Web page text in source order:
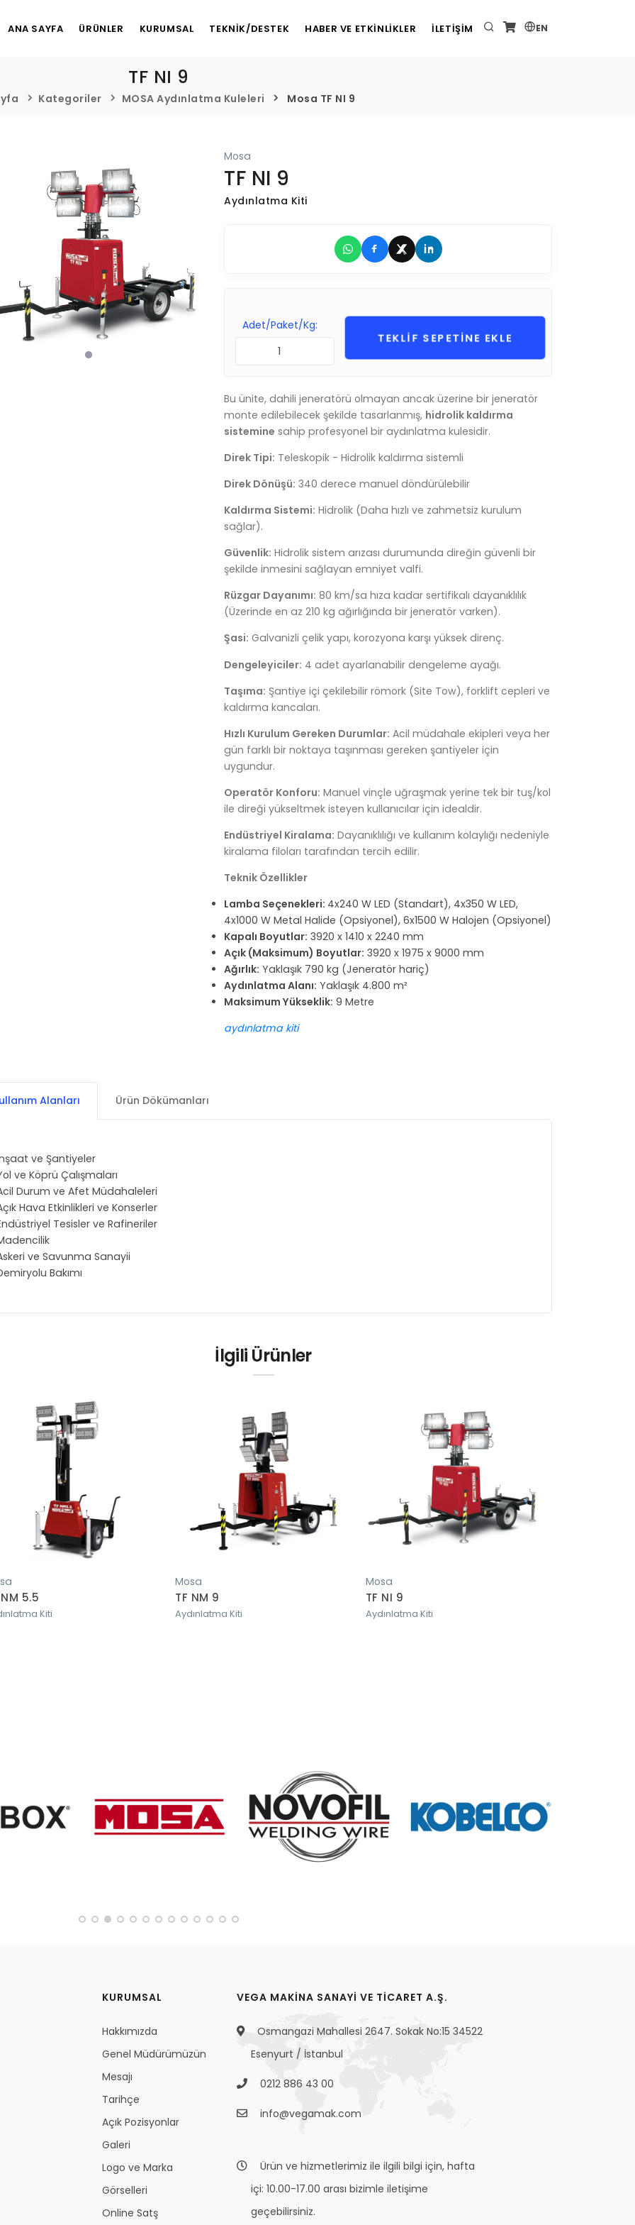
EN
ANA SAYFA ÜRÜNLER KURUMSAL TEKNİK/DESTEK HABER VE ETKİNLİKLER İLETİŞİM
TF NI 9
Kategoriler MOSA Aydınlatma Kuleleri Mosa TF NI 9
Mosa
TF NI 9
Aydınlatma Kiti
Adet/Paket/Kg:
TEKLİF SEPETİNE EKLE
Bu ünite, dahili jeneratörü olmayan ancak üzerine bir jeneratör
monte edilebilecek şekilde tasarlanmış, hidrolik kaldırma
sistemine sahip profesyonel bir aydınlatma kulesidir.
Direk Tipi: Teleskopik - Hidrolik kaldırma sistemli
Direk Dönüşü: 340 derece manuel döndürülebilir
Kaldırma Sistemi: Hidrolik (Daha hızlı ve zahmetsiz kurulum
sağlar).
Güvenlik: Hidrolik sistem arızası durumunda direğin güvenli bir
şekilde inmesini sağlayan emniyet valfi.
Rüzgar Dayanımı: 80 km/sa hıza kadar sertifikalı dayanıklılık
(Üzerinde en az 210 kg ağırlığında bir jeneratör varken).
Şasi: Galvanizli çelik yapı, korozyona karşı yüksek direnç.
Dengeleyiciler: 4 adet ayarlanabilir dengeleme ayağı.
Taşıma: Şantiye içi çekilebilir römork (Site Tow), forklift cepleri ve
kaldırma kancaları.
Hızlı Kurulum Gereken Durumlar: Acil müdahale ekipleri veya her
gün farklı bir noktaya taşınması gereken şantiyeler için
uygundur.
Operatör Konforu: Manuel vinçle uğraşmak yerine tek bir tuş/kol
ile direği yükseltmek isteyen kullanıcılar için idealdir.
Endüstriyel Kiralama: Dayanıklılığı ve kullanım kolaylığı nedeniyle
kiralama filoları tarafından tercih edilir.
Teknik Özellikler
Lamba Seçenekleri: 4x240 W LED (Standart), 4x350 W LED,
4x1000 W Metal Halide (Opsiyonel), 6x1500 W Halojen (Opsiyonel)
Kapalı Boyutlar: 3920 x 1410 x 2240 mm
Açık (Maksimum) Boyutlar: 3920 x 1975 x 9000 mm
Ağırlık: Yaklaşık 790 kg (Jeneratör hariç)
Aydınlatma Alanı: Yaklaşık 4.800 m²
Maksimum Yükseklik: 9 Metre
aydınlatma kiti
Alanları Ürün Dökümanları
ve Şantiyeler
ve Köprü Çalışmaları
Durum ve Afet Müdahaleleri
Hava Etkinlikleri ve Konserler
Tesisler ve Rafineriler
ve Savunma Sanayii
Bakımı
İlgili Ürünler
5.5
Kiti
Mosa
TF NM 9
Aydınlatma Kiti
Mosa
TF NI 9
Aydınlatma Kiti
KURUMSAL
Hakkımızda
Genel Müdürümüzün
Mesajı
Tarihçe
Açık Pozisyonlar
Galeri
Logo ve Marka
Görselleri
Online Satş
VEGA MAKİNA SANAYİ VE TİCARET A.Ş.
Osmangazi Mahallesi 2647. Sokak No:15 34522
Esenyurt / İstanbul
0212 886 43 00
info@vegamak.com
Ürün ve hizmetlerimiz ile ilgili bilgi için, hafta
içi: 10.00-17.00 arası bizimle iletişime
geçebilirsiniz.